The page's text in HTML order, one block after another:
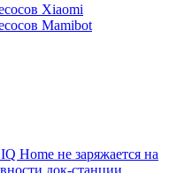
Xiaomi
Mamibot